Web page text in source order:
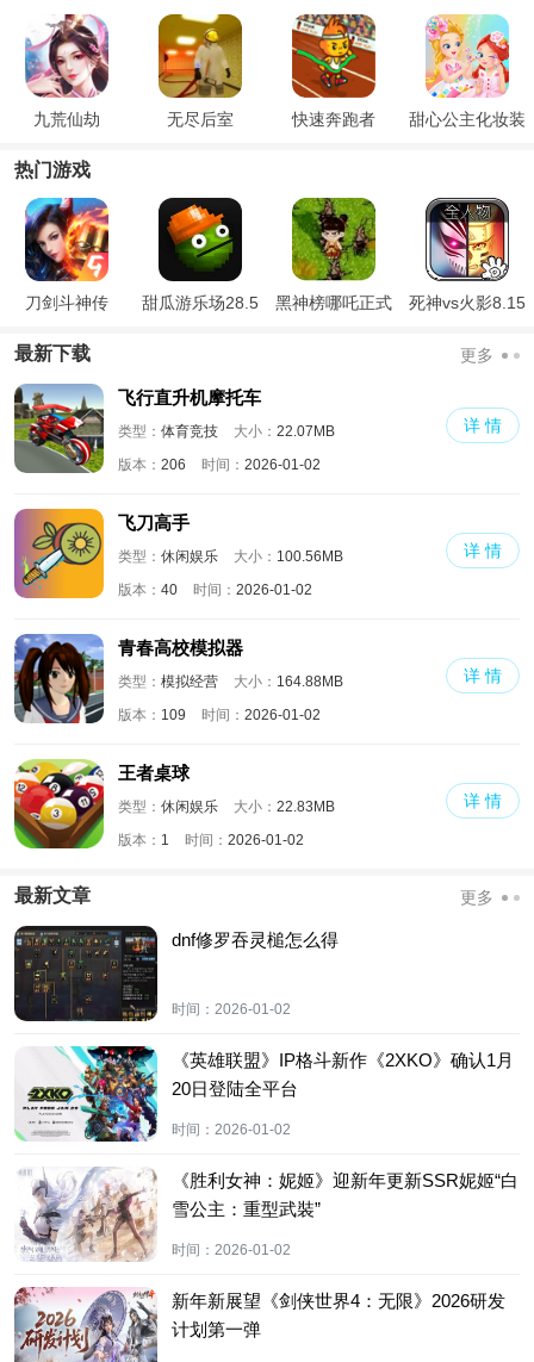
九荒仙劫 无尽后室 快速奔跑者
甜心公主化妆装
热门游戏
刀剑斗神传
甜瓜游乐场28.5
黑神榜哪吒正式
死神vs火影8.15
最新下载 更多
飞行直升机摩托车
类型： 体育竞技 大小： 22.07MB
版本： 206 时间： 2026-01-02
详 情
飞刀高手
类型： 休闲娱乐 大小： 100.56MB
版本： 40 时间： 2026-01-02
详 情
青春高校模拟器
类型： 模拟经营 大小： 164.88MB
版本： 109 时间： 2026-01-02
详 情
王者桌球
类型： 休闲娱乐 大小： 22.83MB
版本： 1 时间： 2026-01-02
详 情
最新文章 更多
dnf修罗吞灵槌怎么得
时间： 2026-01-02
《英雄联盟》IP格斗新作《2XKO》确认1月
20日登陆全平台
时间： 2026-01-02
《胜利女神：妮姬》迎新年更新SSR妮姬“白
雪公主：重型武裝”
时间： 2026-01-02
新年新展望《剑侠世界4：无限》2026研发
计划第一弹